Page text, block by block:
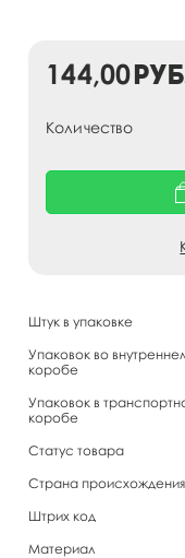
Штук в упаковке
Упаковок во
коробе
Упаковок в
коробе
Статус товара
Страна происхождения
Штрих код
Материал
144,00
Количество